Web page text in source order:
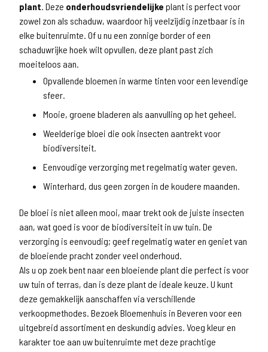
plant. Deze onderhoudsvriendelijke plant is perfect voor
zowel zon als schaduw, waardoor hij veelzijdig inzetbaar is in
elke buitenruimte. Of u nu een zonnige border of een
schaduwrijke hoek wilt opvullen, deze plant past zich
moeiteloos aan.
Opvallende bloemen in warme tinten voor een levendige
sfeer.
Mooie, groene bladeren als aanvulling op het geheel.
Weelderige bloei die ook insecten aantrekt voor
biodiversiteit.
Eenvoudige verzorging met regelmatig water geven.
Winterhard, dus geen zorgen in de koudere maanden.
De bloei is niet alleen mooi, maar trekt ook de juiste insecten
aan, wat goed is voor de biodiversiteit in uw tuin. De
verzorging is eenvoudig; geef regelmatig water en geniet van
de bloeiende pracht zonder veel onderhoud.
Als u op zoek bent naar een bloeiende plant die perfect is voor
uw tuin of terras, dan is deze plant de ideale keuze. U kunt
deze gemakkelijk aanschaffen via verschillende
verkoopmethodes. Bezoek Bloemenhuis in Beveren voor een
uitgebreid assortiment en deskundig advies. Voeg kleur en
karakter toe aan uw buitenruimte met deze prachtige